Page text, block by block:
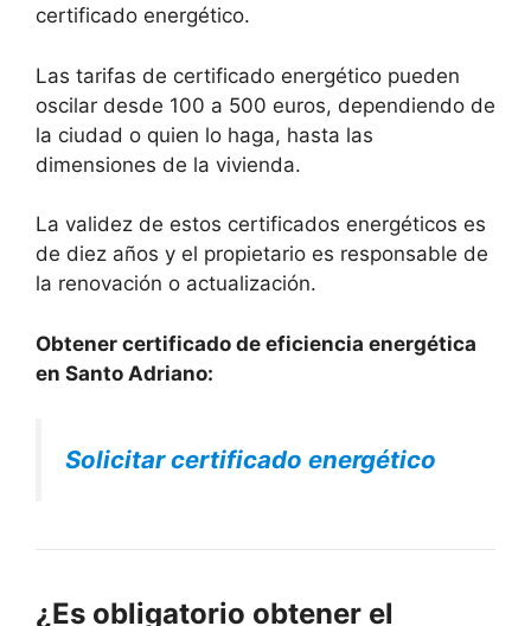
certificado energético.
Las tarifas de certificado energético pueden
oscilar desde 100 a 500 euros, dependiendo de
la ciudad o quien lo haga, hasta las
dimensiones de la vivienda.
La validez de estos certificados energéticos es
de diez años y el propietario es responsable de
la renovación o actualización.
Obtener certificado de eficiencia energética
en Santo Adriano:
Solicitar certificado energético
¿Es obligatorio obtener el